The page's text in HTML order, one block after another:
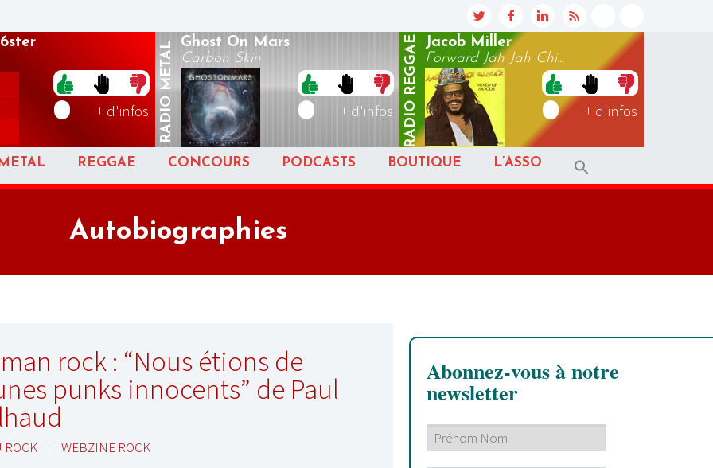
+ d'infos RADIO
METAL Ghost On Mars
Carbon Skin
+ d'infos RADIO
REGGAE
Jacob Miller
Forward Jah Jah Chi...
+ d'infos
REGGAE CONCOURS PODCASTS BOUTIQUE L’ASSO
Autobiographies
rock : “Nous étions de
punks innocents” de Paul
ROCK | WEBZINE ROCK
Abonnez-vous à notre
newsletter